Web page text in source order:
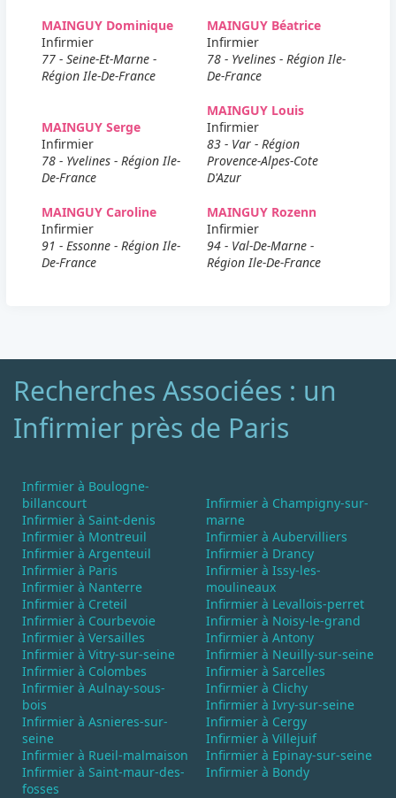
MAINGUY Dominique
Infirmier
77 - Seine-Et-Marne -
Région Ile-De-France
MAINGUY Béatrice
Infirmier
78 - Yvelines - Région Ile-
De-France
MAINGUY Serge
Infirmier
78 - Yvelines - Région Ile-
De-France
MAINGUY Louis
Infirmier
83 - Var - Région
Provence-Alpes-Cote
D'Azur
MAINGUY Caroline
Infirmier
91 - Essonne - Région Ile-
De-France
MAINGUY Rozenn
Infirmier
94 - Val-De-Marne -
Région Ile-De-France
Recherches Associées : un
Infirmier près de Paris
Infirmier à Boulogne-
billancourt
Infirmier à Saint-denis
Infirmier à Montreuil
Infirmier à Argenteuil
Infirmier à Paris
Infirmier à Nanterre
Infirmier à Creteil
Infirmier à Courbevoie
Infirmier à Versailles
Infirmier à Vitry-sur-seine
Infirmier à Colombes
Infirmier à Aulnay-sous-
bois
Infirmier à Asnieres-sur-
seine
Infirmier à Rueil-malmaison
Infirmier à Saint-maur-des-
fosses
Infirmier à Champigny-sur-
marne
Infirmier à Aubervilliers
Infirmier à Drancy
Infirmier à Issy-les-
moulineaux
Infirmier à Levallois-perret
Infirmier à Noisy-le-grand
Infirmier à Antony
Infirmier à Neuilly-sur-seine
Infirmier à Sarcelles
Infirmier à Clichy
Infirmier à Ivry-sur-seine
Infirmier à Cergy
Infirmier à Villejuif
Infirmier à Epinay-sur-seine
Infirmier à Bondy